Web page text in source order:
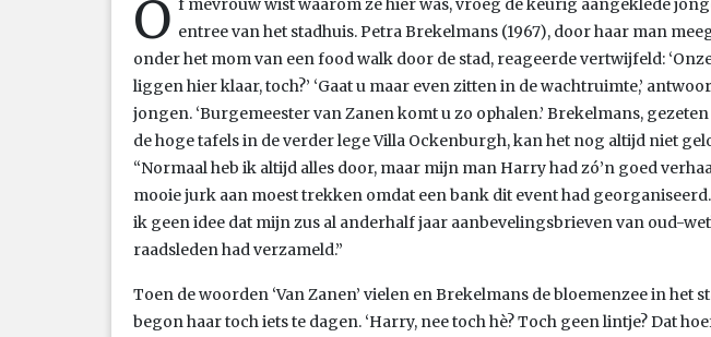
O entree van het stadhuis. Petra Brekelmans (1967), door haar man
onder het mom van een food walk door de stad, reageerde vertwijfeld:
liggen hier klaar, toch?’ ‘Gaat u maar even zitten in de wachtruimte,’
jongen. ‘Burgemeester van Zanen komt u zo ophalen.’ Brekelmans,
de hoge tafels in de verder lege Villa Ockenburgh, kan het nog altijd niet
“Normaal heb ik altijd alles door, maar mijn man Harry had zó’n goed
mooie jurk aan moest trekken omdat een bank dit event had
ik geen idee dat mijn zus al anderhalf jaar aanbevelingsbrieven van oud-
raadsleden had verzameld.”
Toen de woorden ‘Van Zanen’ vielen en Brekelmans de bloemenzee in het
begon haar toch iets te dagen. ‘Harry, nee toch hè? Toch geen lintje? Dat